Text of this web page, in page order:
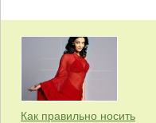
Как правильно носить